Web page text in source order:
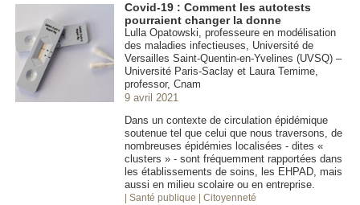
Covid-19 : Comment les autotests
pourraient changer la donne
Lulla Opatowski, professeure en modélisation
des maladies infectieuses, Université de
Versailles Saint-Quentin-en-Yvelines (UVSQ) –
Université Paris-Saclay et Laura Temime,
professor, Cnam
9 avril 2021
Dans un contexte de circulation épidémique
soutenue tel que celui que nous traversons, de
nombreuses épidémies localisées - dites «
clusters » - sont fréquemment rapportées dans
les établissements de soins, les EHPAD, mais
aussi en milieu scolaire ou en entreprise.
| Santé publique | Citoyenneté